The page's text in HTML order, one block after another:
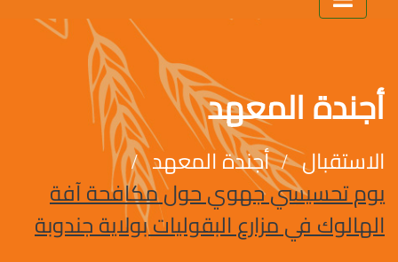
أجندة المعهد
الاستقبال
أجندة المعهد
يوم تحسيسي جهوي حول مكافحة آفة
الهالوك في مزارع البقوليات بولاية جندوبة